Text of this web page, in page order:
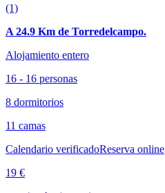
(1)
A 24.9 Km de Torredelcampo.
Alojamiento entero
16 - 16 personas
8 dormitorios
11 camas
Calendario verificadoReserva online
19 €